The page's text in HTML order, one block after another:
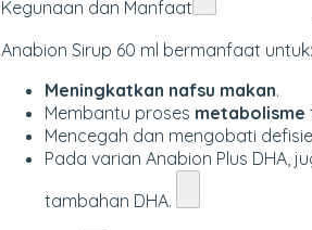
Kegunaan dan Manfaat
Anabion Sirup 60 ml bermanfaat untuk:
Meningkatkan nafsu makan.
Membantu proses metabolisme
Mencegah dan mengobati
Pada varian Anabion Plus DHA,
tambahan DHA.